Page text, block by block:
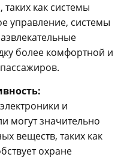
таких как системы
управление, системы
более комфортной и
и
могут значительно
веществ, таких как
охране